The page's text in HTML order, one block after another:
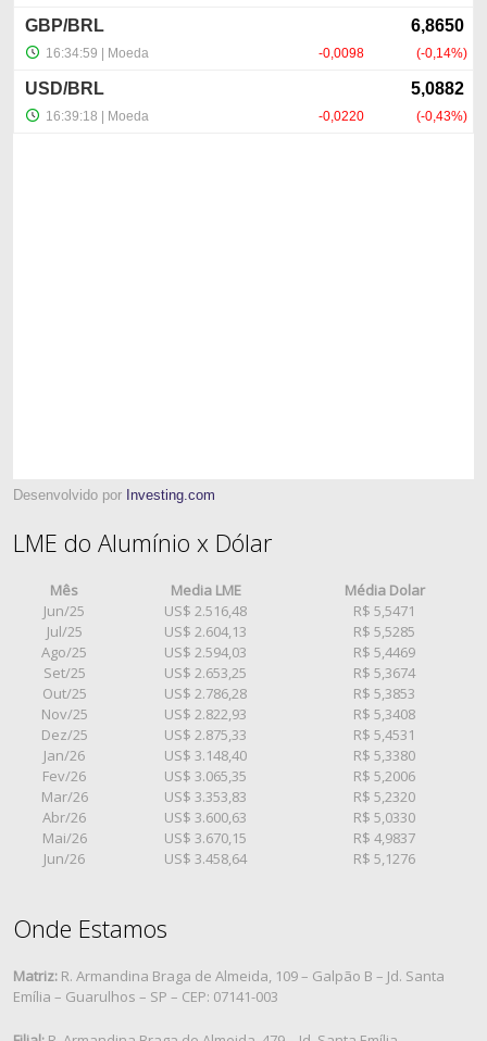
Desenvolvido por Investing.com
LME do Alumínio x Dólar
Mês Media LME
Média Dolar
Jun/25
US$ 2.516,48
R$ 5,5471
Jul/25
US$ 2.604,13
R$ 5,5285
Ago/25
US$ 2.594,03
R$ 5,4469
Set/25
US$ 2.653,25
R$ 5,3674
Out/25
US$ 2.786,28
R$ 5,3853
Nov/25
US$ 2.822,93
R$ 5,3408
Dez/25
US$ 2.875,33
R$ 5,4531
Jan/26
US$ 3.148,40
R$ 5,3380
Fev/26
US$ 3.065,35
R$ 5,2006
Mar/26
US$ 3.353,83
R$ 5,2320
Abr/26
US$ 3.600,63
R$ 5,0330
Mai/26
US$ 3.670,15
R$ 4,9837
Jun/26
US$ 3.458,64 R$ 5,1276
Onde Estamos
Matriz: R. Armandina Braga de Almeida, 109 – Galpão B – Jd. Santa
Emília – Guarulhos – SP – CEP: 07141-003